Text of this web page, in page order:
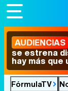
AUDIENCIAS
se estrena
hay más que
FórmulaTV